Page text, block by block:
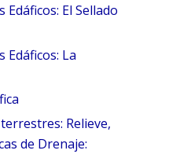
Edáficos: El Sellado
Edáficos: La
Relieve,
de Drenaje: